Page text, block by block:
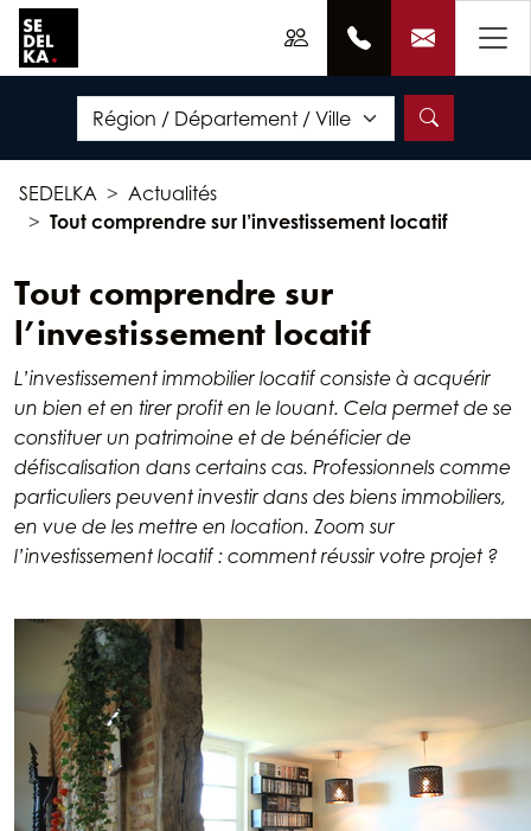
SEDELKA
Actualités
Tout comprendre sur l’investissement locatif
Tout comprendre sur
l’investissement locatif
L’investissement immobilier locatif consiste à acquérir
un bien et en tirer profit en le louant. Cela permet de se
constituer un patrimoine et de bénéficier de
défiscalisation dans certains cas. Professionnels comme
particuliers peuvent investir dans des biens immobiliers,
en vue de les mettre en location. Zoom sur
l’investissement locatif : comment réussir votre projet ?